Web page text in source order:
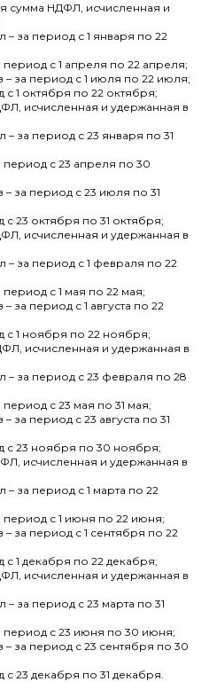
сумма НДФЛ, исчисленная и
– за период с 1 января по 22
период с 1 апреля по 22 апреля;
– за период с 1 июля по 22 июля;
с 1 октября по 22 октября;
исчисленная и удержанная в
– за период с 23 января по 31
период с 23 апреля по 30
– за период с 23 июля по 31
с 23 октября по 31 октября;
исчисленная и удержанная в
– за период с 1 февраля по 22
период с 1 мая по 22 мая;
– за период с 1 августа по 22
с 1 ноября по 22 ноября;
исчисленная и удержанная в
– за период с 23 февраля по 28
период с 23 мая по 31 мая;
за период с 23 августа по 31
с 23 ноября по 30 ноября;
исчисленная и удержанная в
– за период с 1 марта по 22
период с 1 июня по 22 июня;
– за период с 1 сентября по 22
с 1 декабря по 22 декабря;
исчисленная и удержанная в
– за период с 23 марта по 31
период с 23 июня по 30 июня;
– за период с 23 сентября по 30
с 23 декабря по 31 декабря.